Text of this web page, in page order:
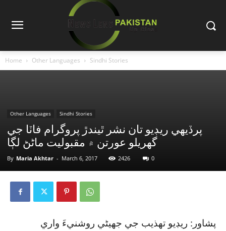
Home Other Languages Sindhi Stories
Other Languages Sindhi Stories
پرڏيهي ريڊيو تان نشر ٿيندڙ پروگرام فاٽا جي
گھريلو عورتن ۾ مقبوليت ماڻڻ لڳا
By Maria Akhtar - March 6, 2017 2426 0
پشاور: ريڊيو تهذيب جي جهيڻي روشنيءَ واري